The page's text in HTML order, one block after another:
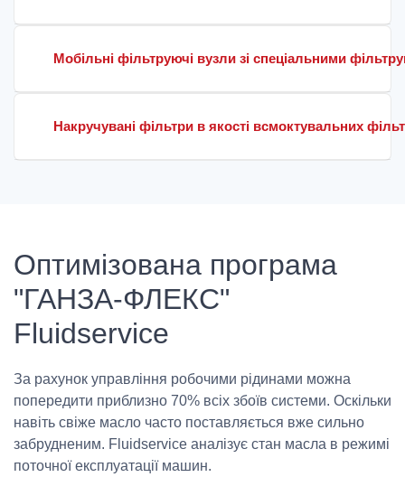
Мобільні фільтруючі вузли зі спеціальними
Накручувані фільтри в якості всмоктувальних
Оптимізована програма
"ГАНЗА-ФЛЕКС"
Fluidservice
За рахунок управління робочими рідинами можна
попередити приблизно 70% всіх збоїв системи. Оскільки
навіть свіже масло часто поставляється вже сильно
забрудненим. Fluidservice аналізує стан масла в режимі
поточної експлуатації машин.